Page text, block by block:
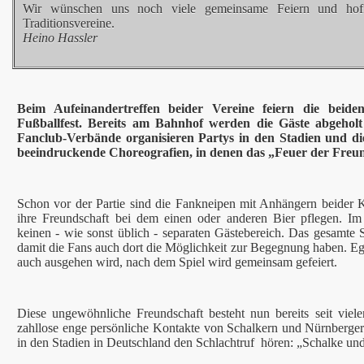
Wir wünschen uns noch viele gemeinsame Feiern und
Traditionsvereine.
Heino Hassler
Beim Aufeinandertreffen beider Vereine feiern die
Fußballfest. Bereits am Bahnhof werden die Gäste
Fanclub-Verbände organisieren Partys in den Stadien und
beeindruckende Choreografien, in denen das „Feuer der
Schon vor der Partie sind die Fankneipen mit Anhängern beider
ihre Freundschaft bei dem einen oder anderen Bier pflegen.
keinen - wie sonst üblich - separaten Gästebereich. Das gesamte
damit die Fans auch dort die Möglichkeit zur Begegnung haben.
auch ausgehen wird, nach dem Spiel wird gemeinsam gefeiert.
Diese ungewöhnliche Freundschaft besteht nun bereits seit
zahllose enge persönliche Kontakte von Schalkern und
in den Stadien in Deutschland den Schlachtruf hören: „Schalke